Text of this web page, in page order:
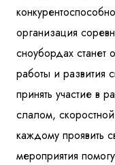
организация
сноубордах
работы и развития
принять участие в
слалом,
каждому проявить
мероприятия